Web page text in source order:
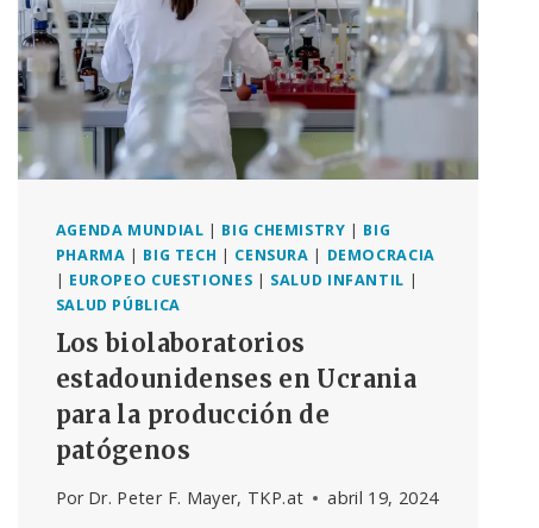
PANDEMIA
DERROTADO,
AL
POR
AHORA
AGENDA MUNDIAL | BIG CHEMISTRY | BIG
PHARMA | BIG TECH | CENSURA | DEMOCRACIA
| EUROPEO CUESTIONES | SALUD INFANTIL |
SALUD PÚBLICA
Los biolaboratorios
estadounidenses en Ucrania
para la producción de
patógenos
Por Dr. Peter F. Mayer, TKP.at abril 19, 2024